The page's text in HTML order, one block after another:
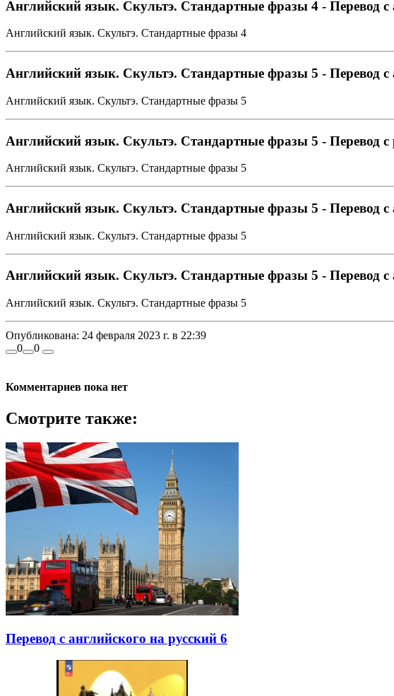
Английский язык. Скультэ. Стандартные фразы 4 - Перевод
Английский язык. Скультэ. Стандартные фразы 4
Английский язык. Скультэ. Стандартные фразы 5 - Перевод с
Английский язык. Скультэ. Стандартные фразы 5
Английский язык. Скультэ. Стандартные фразы 5 - Перевод с
Английский язык. Скультэ. Стандартные фразы 5
Английский язык. Скультэ. Стандартные фразы 5 - Перевод
Английский язык. Скультэ. Стандартные фразы 5
Английский язык. Скультэ. Стандартные фразы 5 - Перевод
Английский язык. Скультэ. Стандартные фразы 5
Опубликована: 24 февраля 2023 г. в 22:39
0
0
Комментариев пока нет
Смотрите также:
Перевод с английского на русский 6